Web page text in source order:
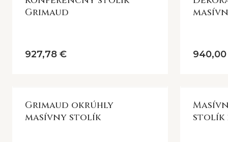
Grimaud
927,78 €
Grimaud okrúhly
masívny stolík
stolík